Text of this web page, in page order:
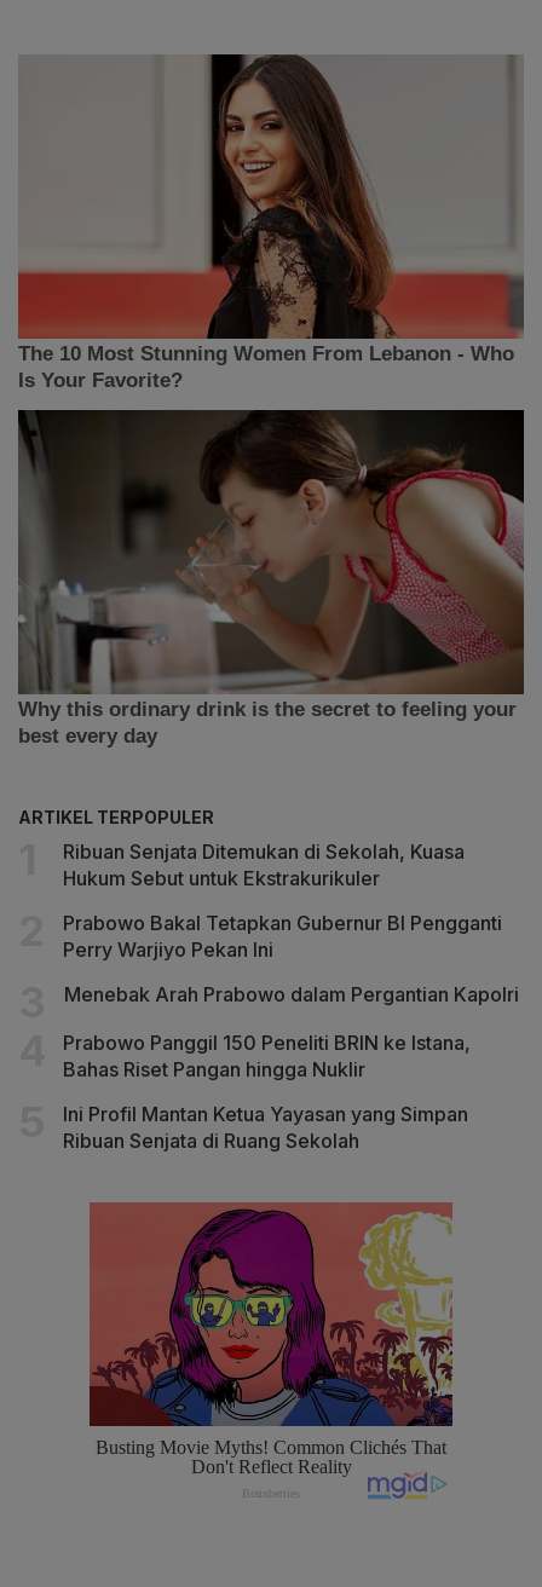
ARTIKEL TERPOPULER
Ribuan Senjata Ditemukan di Sekolah, Kuasa
Hukum Sebut untuk Ekstrakurikuler
Prabowo Bakal Tetapkan Gubernur BI Pengganti
Perry Warjiyo Pekan Ini
Menebak Arah Prabowo dalam Pergantian Kapolri
Prabowo Panggil 150 Peneliti BRIN ke Istana,
Bahas Riset Pangan hingga Nuklir
Ini Profil Mantan Ketua Yayasan yang Simpan
Ribuan Senjata di Ruang Sekolah